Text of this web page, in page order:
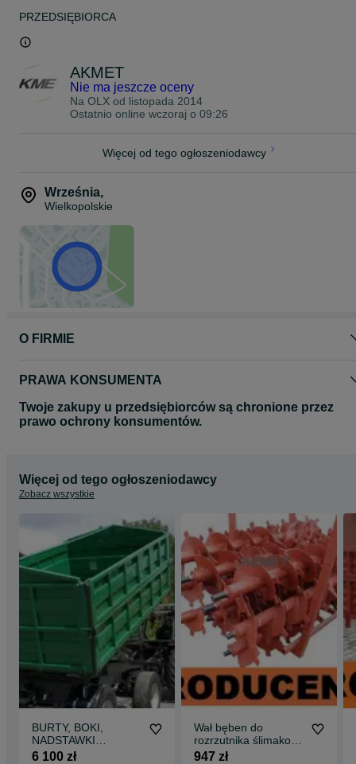
PRZEDSIĘBIORCA
AKMET
Nie ma jeszcze oceny
Na OLX od listopada 2014
Ostatnio online wczoraj o 09:26
Więcej od tego ogłoszeniodawcy
Września,
Wielkopolskie
O FIRMIE
PRAWA KONSUMENTA
Twoje zakupy u przedsiębiorców są chronione przez
prawo ochrony konsumentów.
Więcej od tego ogłoszeniodawcy
Zobacz wszystkie
BURTY, BOKI,
NADSTAWKI
przyczepa HL
6 100 zł
Wał bęben do
rozrzutnika ślimakowy
polski, 3,5t i 4t
947 zł